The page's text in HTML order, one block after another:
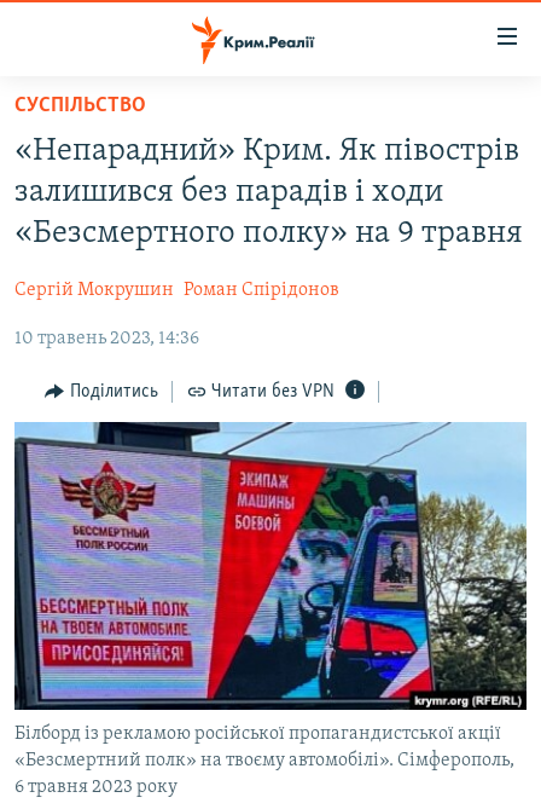
Перейти
основного
матеріалу
Перейти
до
основної
навігації
Перейти
пошуку
ВОДА.КРИМ
ВІДЕО ТА ФОТО
БЛОГИ
ПОГЛЯД
ІНТЕРВ'Ю
ВСЕ ЗА ДЕНЬ
СПЕЦПРОЕКТИ
ДЕПОРТАЦІЯ
ВІДЕОУРОКИ «ELIFBE»
СВІДЧЕННЯ ОКУПАЦІЇ
УКРАЇНСЬКА ПРОБЛЕМА КРИМУ
ІНФОГРАФІКА
ЯК ОБІЙТИ БЛОКУВАННЯ
Русский
Qırımtatar
ДОЛУЧАЙСЯ!
СУСПІЛЬСТВО
«Непарадний» Крим. Як півострів
залишився без парадів і ходи
«Безсмертного полку» на 9 травня
Сергій Мокрушин Роман Спірідонов
10 травень 2023, 14:36
Поділитись Читати без VPN
Білборд із рекламою російської пропагандистської акції
«Безсмертний полк» на твоєму автомобілі». Сімферополь,
6 травня 2023 року